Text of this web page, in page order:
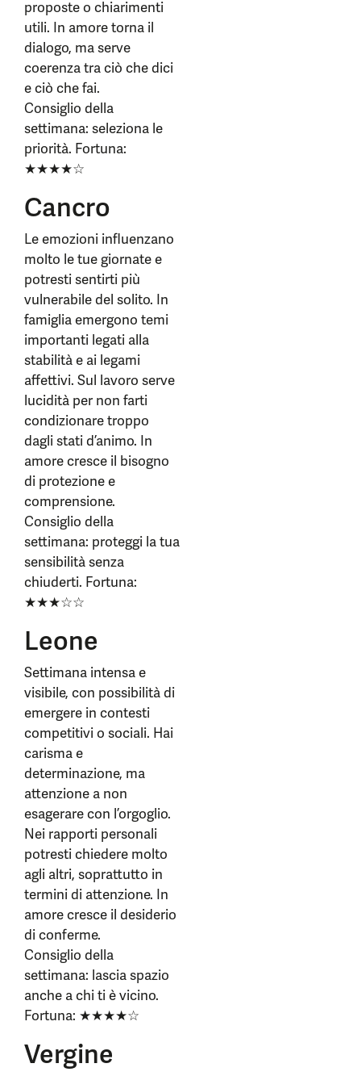
proposte o chiarimenti
utili. In amore torna il
dialogo, ma serve
coerenza tra ciò che dici
e ciò che fai.
Consiglio della
settimana: seleziona le
priorità. Fortuna:
★★★★☆
Cancro
Le emozioni influenzano
molto le tue giornate e
potresti sentirti più
vulnerabile del solito. In
famiglia emergono temi
importanti legati alla
stabilità e ai legami
affettivi. Sul lavoro serve
lucidità per non farti
condizionare troppo
dagli stati d’animo. In
amore cresce il bisogno
di protezione e
comprensione.
Consiglio della
settimana: proteggi la tua
sensibilità senza
chiuderti. Fortuna:
★★★☆☆
Leone
Settimana intensa e
visibile, con possibilità di
emergere in contesti
competitivi o sociali. Hai
carisma e
determinazione, ma
attenzione a non
esagerare con l’orgoglio.
Nei rapporti personali
potresti chiedere molto
agli altri, soprattutto in
termini di attenzione. In
amore cresce il desiderio
di conferme.
Consiglio della
settimana: lascia spazio
anche a chi ti è vicino.
Fortuna: ★★★★☆
Vergine